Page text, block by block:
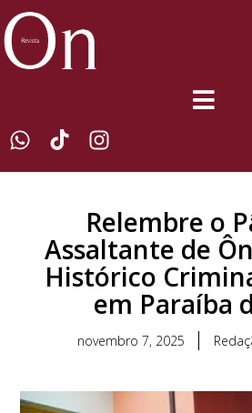
Relembre o
Assaltante de
Histórico
em Paraíba
novembro 7, 2025